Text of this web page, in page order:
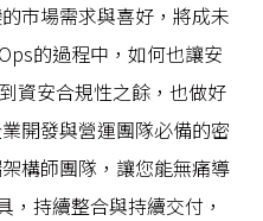
市場需求與喜好，將成未
的過程中，如何也讓安
資安合規性之餘，也做好
開發與營運團隊必備的密
構師團隊，讓您能無痛導
持續整合與持續交付，